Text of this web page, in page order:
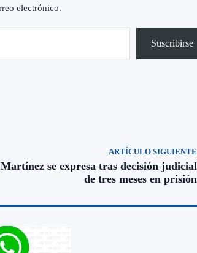
electrónico.
Suscribirse
ARTÍCULO SIGUIENTE
se expresa tras decisión judicial
de tres meses en prisión